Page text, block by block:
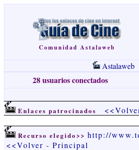
Comunidad Astalaweb
Astalaweb
28 usuarios conectados
Enlaces patrocinados
Recurso elegido>> http://
<<Volver - Principal